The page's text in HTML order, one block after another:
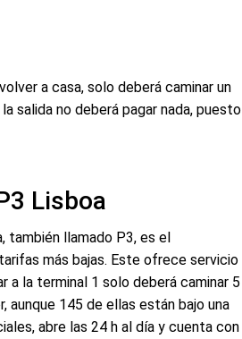
a casa, solo deberá caminar un
salida no deberá pagar nada, puesto
Lisboa
también llamado P3, es el
más bajas. Este ofrece servicio
a la terminal 1 solo deberá caminar 5
aunque 145 de ellas están bajo una
abre las 24 h al día y cuenta con